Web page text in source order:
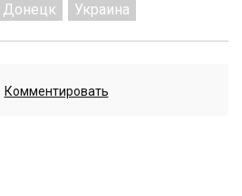
Донецк Украина
Комментировать